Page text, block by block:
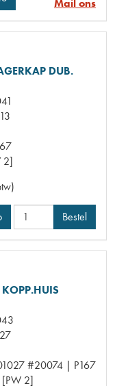
Mail ons
DUB.
2]
Bestel
#20074 | P167
2]